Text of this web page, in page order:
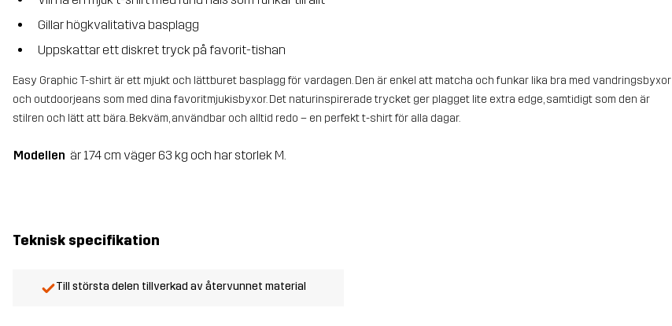
Gillar högkvalitativa basplagg
Uppskattar ett diskret tryck på favorit-tishan
Easy Graphic T-shirt är ett mjukt och lättburet basplagg för vardagen. Den är enkel att matcha och funkar lika bra med vandringsbyxor
och outdoorjeans som med dina favoritmjukisbyxor. Det naturinspirerade trycket ger plagget lite extra edge, samtidigt som den är
stilren och lätt att bära. Bekväm, användbar och alltid redo – en perfekt t-shirt för alla dagar.
Modellen är 174 cm väger 63 kg och har storlek M.
Teknisk specifikation
Till största delen tillverkad av återvunnet material